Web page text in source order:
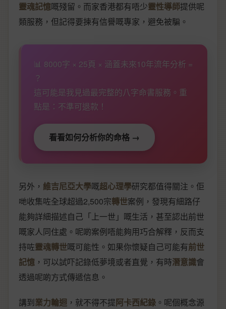
靈魂記憶嘅殘留。而家香港都有唔少靈性導師提供呢
類服務，但記得要揀有信譽嘅專家，避免被騙。
📊 8000字 × 25頁 × 涵蓋未來10年流年分析 =
？
這可能是我見過最完整的八字命書服務。重
點是：不準可退款！
看看如何分析你的命格 →
另外， 維吉尼亞大學嘅超心理學研究都值得關注。佢
哋收集咗全球超過2,500宗轉世案例，發現有細路仔
能夠詳細描述自己「上一世」嘅生活，甚至認出前世
嘅家人同住處。呢啲案例唔能夠用巧合解釋，反而支
持咗靈魂轉世嘅可能性。如果你懷疑自己可能有前世
記憶 ，可以試吓記錄低夢境或者直覺，有時潛意識會
透過呢啲方式傳遞信息。
講到業力輪迴 ，就不得不提阿卡西紀錄 。呢個概念源